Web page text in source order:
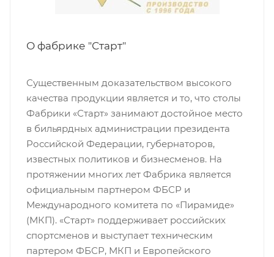
О фабрике "Старт"
Существенным доказательством высокого
качества продукции является и то, что столы
Фабрики «Старт» занимают достойное место
в бильярдных администрации президента
Российской Федерации, губернаторов,
известных политиков и бизнесменов. На
протяжении многих лет Фабрика является
официальным партнером ФБСР и
Международного комитета по «Пирамиде»
(МКП). «Старт» поддерживает российских
спортсменов и выступает техническим
партером ФБСР, МКП и Европейского